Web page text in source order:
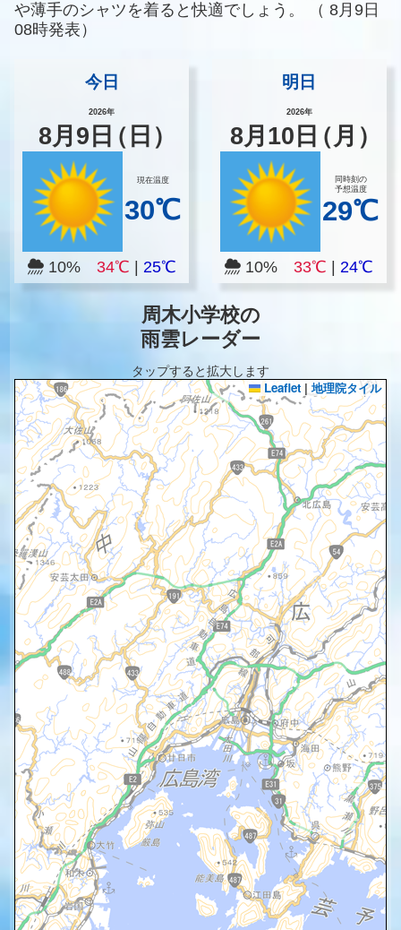
や薄手のシャツを着ると快適でしょう。
（ 8月9日
08時発表）
今日
2026年
8月 9 日（日）
現在温度
30℃
10% 34℃ 25℃
明日
2026年
8月 10 日（月）
同時刻の
予想温度
29℃
10% 33℃ |24℃
周木小学校の
雨雲レーダー
タップすると拡大します
Leaflet | 地理院タイル